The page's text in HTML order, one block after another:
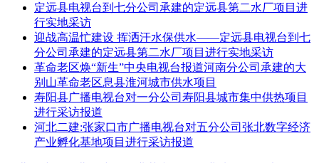
定远县电视台到七分公司承建的定远县第二水厂项目进
行实地采访
迎战高温忙建设 挥洒汗水保供水——定远县电视台到七
分公司承建的定远县第二水厂项目进行实地采访
革命老区焕“新生”中央电视台报道河南分公司承建的大
别山革命老区息县淮河城市供水项目
寿阳县广播电视台对一分公司寿阳县城市集中供热项目
进行采访报道
河北二建:张家口市广播电视台对五分公司张北数字经济
产业孵化基地项目进行采访报道